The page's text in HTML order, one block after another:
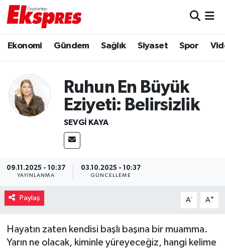
Ekonomi Gündem Sağlık Siyaset Spor
Ruhun En Büyük
Eziyeti: Belirsizlik
SEVGI KAYA
09.11.2025 - 10:37
YAYINLANMA
03.10.2025 - 10:37
GÜNCELLEME
Paylaş A- A+
Hayatın zaten kendisi başlı başına bir muamma.
Yarın ne olacak, kiminle yüreyeceğiz, hangi kelime
Ekonomi
Gaziantep son dakika
Genel
Haberler
Kültür Sanat
Müzik
Trafik Durumu
Puan Durumu ve Fikstür
Tüm Manşetler
Son Dakika Haberleri
Haber Arşivi